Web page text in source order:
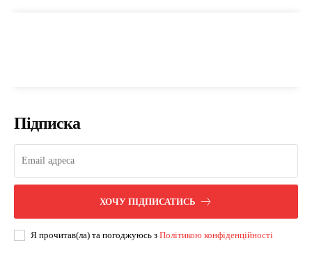
Підписка
ХОЧУ ПІДПИСАТИСЬ
Я прочитав(ла) та погоджуюсь з Політикою конфіденційності